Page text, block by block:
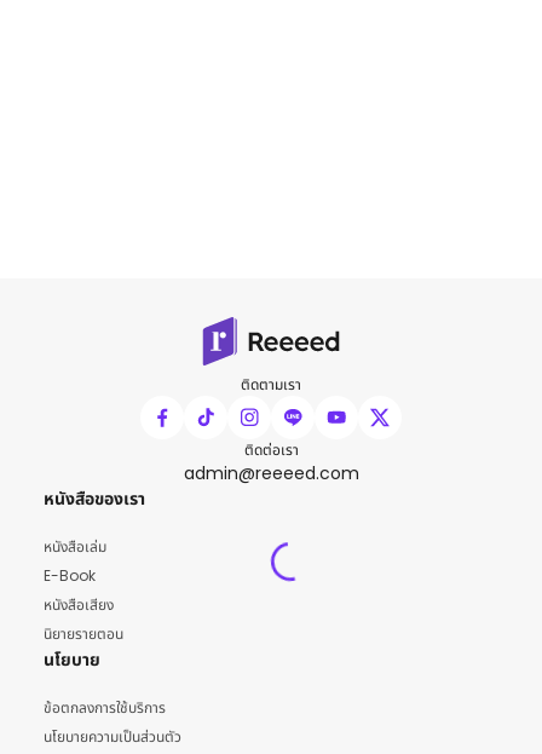
ติดตามเรา
ติดต่อเรา
admin@reeeed.com
หนังสือของเรา
หนังสือเล่ม
E-Book
หนังสือเสียง
นิยายรายตอน
นโยบาย
ข้อตกลงการใช้บริการ
นโยบายความเป็นส่วนตัว